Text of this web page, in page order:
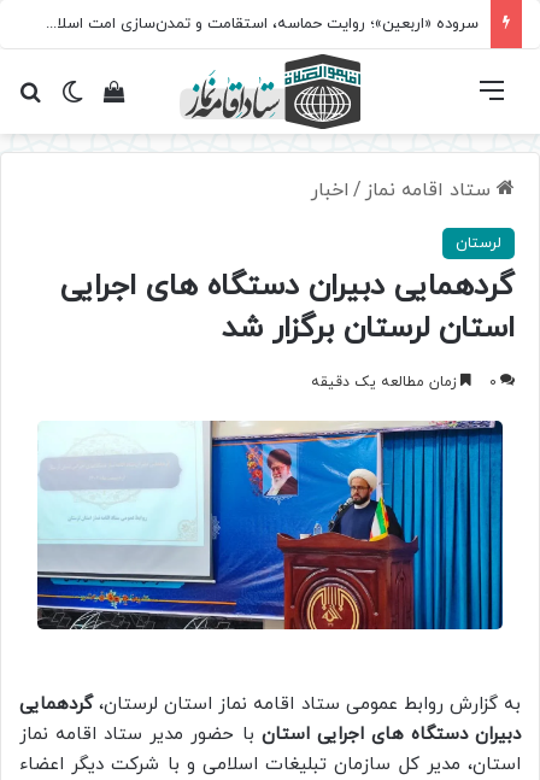
سروده‌ «اربعین»؛ روایت حماسه، استقامت و تمدن‌سازی امت اسلامی
تغییرمشاهده فهرست
ستاد اقامه نماز / اخبار
لرستان
گردهمایی دبیران دستگاه های اجرایی
استان لرستان برگزار شد
0 زمان مطالعه یک دقیقه
به گزارش روابط عمومی ستاد اقامه نماز استان لرستان،گردهمایی
دبیران دستگاه های اجرایی استان با حضور مدیر ستاد اقامه نماز
استان، مدیر کل سازمان تبلیغات اسلامی و با شرکت دیگر اعضاء